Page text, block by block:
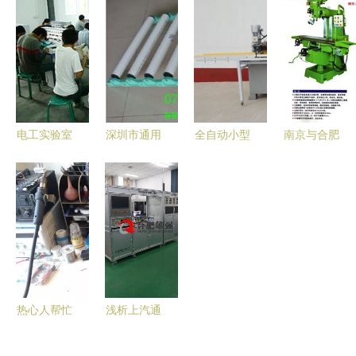
服务的全面
解析 生产
厂家、价格
与通用设备
修理指南
维修指南
厂家解析
通用设备修
理的深层商
机
电工实验室
教育 上海
硕博教学仪
器的实力与
实践
深圳市通用
其他机械零
部件加工产
品列表
全自动小型
南京与合肥
热心人帮忙
浅析上汽通